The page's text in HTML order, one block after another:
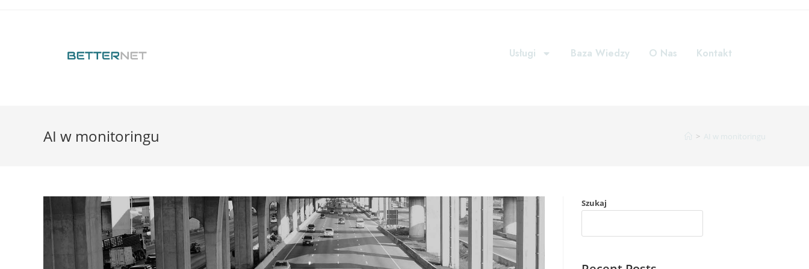
Usługi Baza Wiedzy O Nas Kontakt
AI w monitoringu > AI w monitoringu
Szukaj